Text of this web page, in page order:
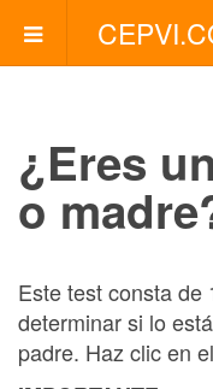
¿Eres
o
Este test consta de
determinar si lo
padre. Haz clic en